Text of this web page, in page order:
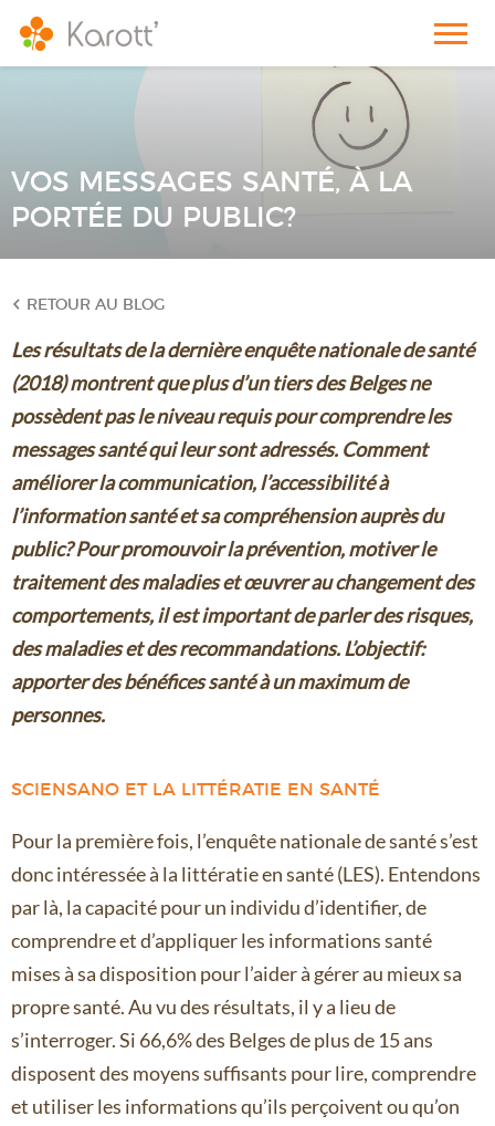
VOS MESSAGES SANTÉ, À LA
PORTÉE DU PUBLIC?
RETOUR AU BLOG
Les résultats de la dernière enquête nationale de santé
(2018) montrent que plus d’un tiers des Belges ne
possèdent pas le niveau requis pour comprendre les
messages santé qui leur sont adressés. Comment
améliorer la communication, l’accessibilité à
l’information santé et sa compréhension auprès du
public? Pour promouvoir la prévention, motiver le
traitement des maladies et œuvrer au changement des
comportements, il est important de parler des risques,
des maladies et des recommandations. L’objectif:
apporter des bénéfices santé à un maximum de
personnes.
SCIENSANO ET LA LITTÉRATIE EN SANTÉ
Pour la première fois, l’enquête nationale de santé s’est
donc intéressée à la littératie en santé (LES). Entendons
par là, la capacité pour un individu d’identifier, de
comprendre et d’appliquer les informations santé
mises à sa disposition pour l’aider à gérer au mieux sa
propre santé. Au vu des résultats, il y a lieu de
s’interroger. Si 66,6% des Belges de plus de 15 ans
disposent des moyens suffisants pour lire, comprendre
et utiliser les informations qu’ils perçoivent ou qu’on